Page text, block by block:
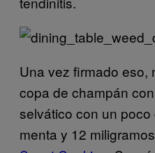
Una vez firmado eso,
copa de champán
selvático con un poco
menta y 12